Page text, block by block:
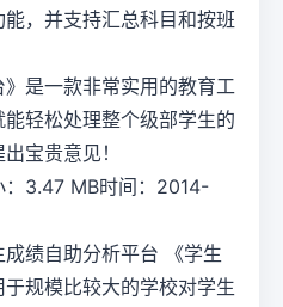
，并支持汇总科目和按班
》是一款非常实用的教育工
轻松处理整个级部学生的
宝贵意见！
：3.47 MB时间：2014-
绩自助分析平台 《学生
规模比较大的学校对学生